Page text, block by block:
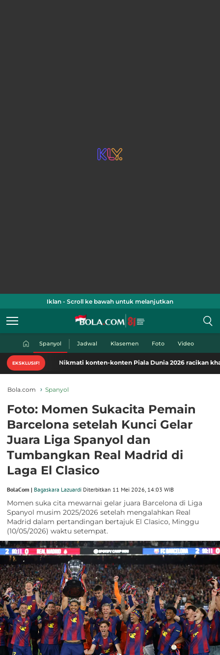
Iklan - Scroll ke bawah untuk melanjutkan
Spanyol Jadwal Klasemen Foto Video
EKSKLUSIF! Nikmati konten-konten Piala Dunia 2026 racikan khas
Bola.com Spanyol
Foto: Momen Sukacita Pemain
Barcelona setelah Kunci Gelar
Juara Liga Spanyol dan
Tumbangkan Real Madrid di
Laga El Clasico
BolaCom | Bagaskara Lazuardi Diterbitkan 11 Mei 2026, 14:03 WIB
Momen suka cita mewarnai gelar juara Barcelona di Liga
Spanyol musim 2025/2026 setelah mengalahkan Real
Madrid dalam pertandingan bertajuk El Clasico, Minggu
(10/05/2026) waktu setempat.